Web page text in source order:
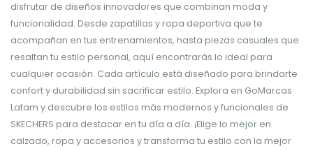
disfrutar de diseños innovadores que combinan moda y
funcionalidad. Desde zapatillas y ropa deportiva que te
acompañan en tus entrenamientos, hasta piezas casuales que
resaltan tu estilo personal, aquí encontrarás lo ideal para
cualquier ocasión. Cada artículo está diseñado para brindarte
confort y durabilidad sin sacrificar estilo. Explora en GoMarcas
Latam y descubre los estilos más modernos y funcionales de
SKECHERS para destacar en tu día a día. ¡Elige lo mejor en
calzado, ropa y accesorios y transforma tu estilo con la mejor